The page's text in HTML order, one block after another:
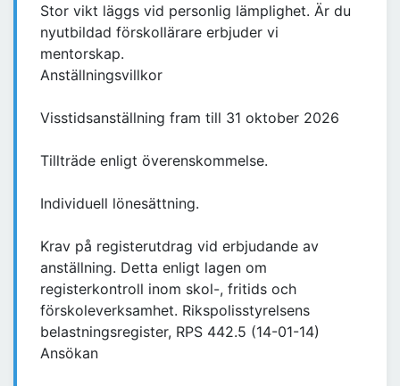
Stor vikt läggs vid personlig lämplighet. Är du
nyutbildad förskollärare erbjuder vi
mentorskap.
Anställningsvillkor
Visstidsanställning fram till 31 oktober 2026
Tillträde enligt överenskommelse.
Individuell lönesättning.
Krav på registerutdrag vid erbjudande av
anställning. Detta enligt lagen om
registerkontroll inom skol-, fritids och
förskoleverksamhet. Rikspolisstyrelsens
belastningsregister, RPS 442.5 (14-01-14)
Ansökan